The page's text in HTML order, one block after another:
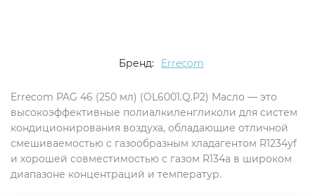
Бренд: Errecom
Errecom PAG 46 (250 мл) (OL6001.Q.P2) Масло — это
высокоэффективные полиалкиленгликоли для систем
кондиционирования воздуха, обладающие отличной
смешиваемостью с газообразным хладагентом R1234yf
и хорошей совместимостью с газом R134a в широком
диапазоне концентраций и температур.